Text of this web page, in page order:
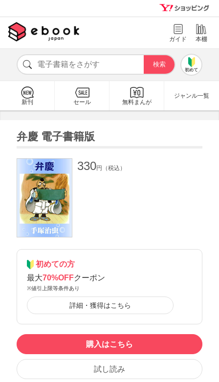
ガイド 本棚
初めて
新刊 セール 無料まんが
ジャンル一覧
弁慶 電子書籍版
330円（税込）
初めての方
最大70%OFFクーポン
※値引上限等条件あり
詳細・獲得はこちら
購入はこちら
試し読み